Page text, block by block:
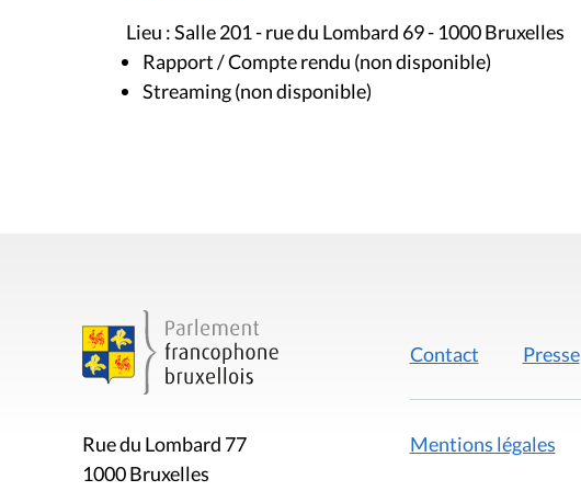
Lieu : Salle 201 - rue du Lombard 69 - 1000 Bruxelles
Rapport / Compte rendu (non disponible)
Streaming (non disponible)
Rue du Lombard 77
1000 Bruxelles
Contact Presse
Mentions légales